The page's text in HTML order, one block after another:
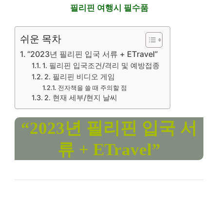
필리핀 여행시 필수품
쉬운 목차
“2023년 필리핀 입국 서류 + ETravel”
1. 필리핀 입국조건/격리 및 ​​예방접종
2. 필리핀 비디오 게임
전자책을 쓸 때 주의할 점
2. 현재 세부/현지 날씨
“2023년 필리핀 입국 서
류 + ETravel”